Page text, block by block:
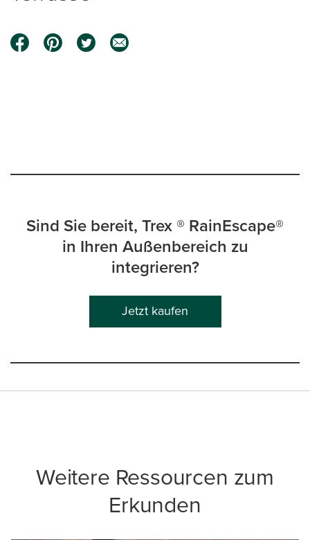
Sind Sie bereit, Trex ® RainEscape®
in Ihren Außenbereich zu
integrieren?
Jetzt kaufen
Weitere Ressourcen zum
Erkunden